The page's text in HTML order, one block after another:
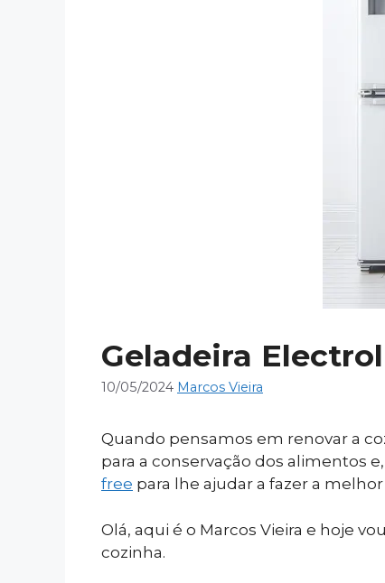
Geladeira
10/05/2024 Marcos Vieira
Quando pensamos em renovar a
para a conservação dos alimentos
free para lhe ajudar a fazer a
Olá, aqui é o Marcos Vieira e hoje
cozinha.